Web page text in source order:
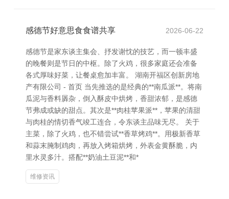
感德节好意思食食谱共享 2026-06-22
感德节是家东谈主集会、抒发谢忱的技艺，而一顿丰盛
的晚餐则是节日的中枢。除了火鸡，很多家庭还会准备
各式厚味好菜，让餐桌愈加丰富。 湖南开福区创新房地
产有限公司 - 首页 当先推选的是经典的**南瓜派**。将南
瓜泥与香料羼杂，倒入酥皮中烘烤，香甜浓郁，是感德
节弗成或缺的甜点。其次是**肉桂苹果派**，苹果的清甜
与肉桂的情切香气竣工连合，令东谈主品味无尽。 关于
主菜，除了火鸡，也不错尝试**香草烤鸡**。用极新香草
和蒜末腌制鸡肉，再放入烤箱烘烤，外表金黄酥脆，内
里水灵多汁。搭配**奶油土豆泥**和*
维修资讯